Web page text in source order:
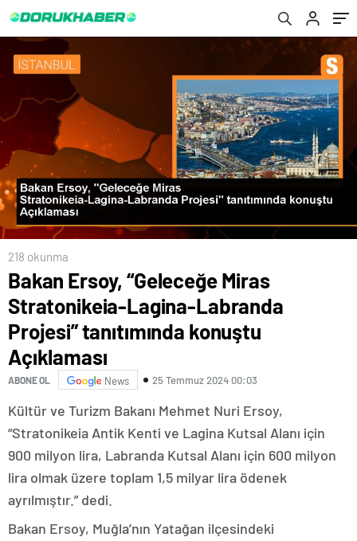
218 okunma
Bakan Ersoy, “Geleceğe Miras
Stratonikeia-Lagina-Labranda
Projesi” tanıtımında konuştu
Açıklaması
ABONE OL News 25 Temmuz 2024 00:03
Kültür ve Turizm Bakanı Mehmet Nuri Ersoy,
“Stratonikeia Antik Kenti ve Lagina Kutsal Alanı için
900 milyon lira, Labranda Kutsal Alanı için 600 milyon
lira olmak üzere toplam 1,5 milyar lira ödenek
ayrılmıştır.” dedi.
Bakan Ersoy, Muğla’nın Yatağan ilçesindeki